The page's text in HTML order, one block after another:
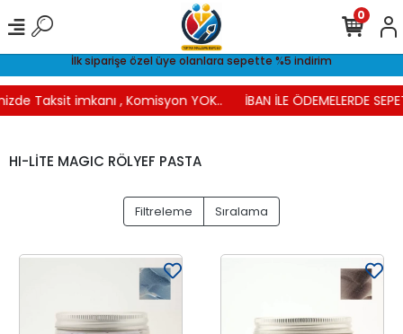
İlk siparişe özel üye olanlara sepette %5 indirim
Taksit imkanı , Komisyon YOK.. İBAN İLE ÖDEMELERDE
0
HI-LİTE MAGIC RÖLYEF PASTA
Filtreleme Sıralama